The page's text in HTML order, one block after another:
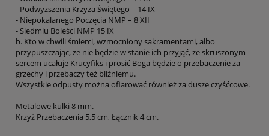
- Podwyższenia Krzyża Świętego – 14 IX
- Niepokalanego Poczęcia NMP – 8 XII
- Siedmiu Boleści NMP 15 IX
b. Kto w chwili śmierci, wzmocniony sakramentami, albo
przypuszczając, że nie będzie w stanie ich przyjąć, ze skruszonym
sercem ucałuje Krucyfiks i prosić Boga będzie o przebaczenie za
grzechy i przebaczy też bliźniemu.
Wszystkie odpusty można ofiarować również za dusze czyśćcowe.
Metalowe kulki 8 mm.
Krzyż Przebaczenia 5,5 cm, Łącznik 4 cm.